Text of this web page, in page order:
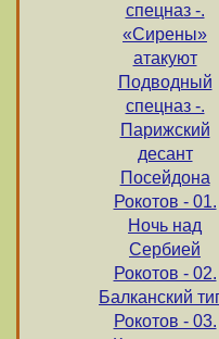
спецназ -.
«Сирены»
атакуют
Подводный
спецназ -.
Парижский
десант
Посейдона
Рокотов - 01.
Ночь над
Cербией
Рокотов - 02.
Балканский
Рокотов - 03.